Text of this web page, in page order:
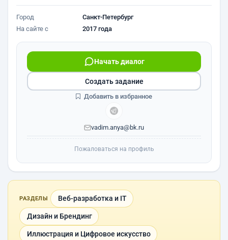
Город
Санкт-Петербург
На сайте с
2017 года
Начать диалог
vadim.anya@bk.ru
Создать задание
Добавить в избранное
Пожаловаться на профиль
РАЗДЕЛЫ Веб-разработка и IT
Дизайн и Брендинг
Иллюстрация и Цифровое искусство